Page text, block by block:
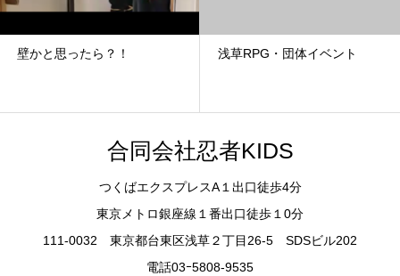
壁かと思ったら？！ 浅草RPG・団体イベント
合同会社忍者KIDS
つくばエクスプレスA１出口徒歩4分
東京メトロ銀座線１番出口徒歩１0分
111-0032 東京都台東区浅草２丁目26-5 SDSビル202
電話03ｰ5808-9535